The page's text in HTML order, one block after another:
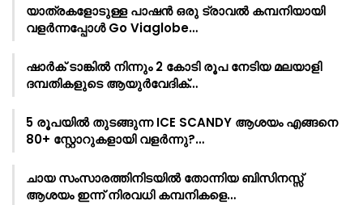
യാത്രകളോടുള്ള പാഷൻ ഒരു ട്രാവൽ കമ്പനിയായി
വളർന്നപ്പോൾ Go Viaglobe…
ഷാർക്‌ ടാങ്കിൽ നിന്നും 2 കോടി രൂപ നേടിയ മലയാളി
ദമ്പതികളുടെ ആയുർവേദിക്…
5 രൂപയിൽ തുടങ്ങുന്ന ICE SCANDY ആശയം എങ്ങനെ
80+ സ്റ്റോറുകളായി വളർന്നു?…
ചായ സംസാരത്തിനിടയിൽ തോന്നിയ ബിസിനസ്സ്
ആശയം ഇന്ന് നിരവധി കമ്പനികളെ…